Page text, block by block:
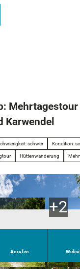
Karwendel
schwer Kondition:
Hüttenwanderung
Anrufen
40,02 km